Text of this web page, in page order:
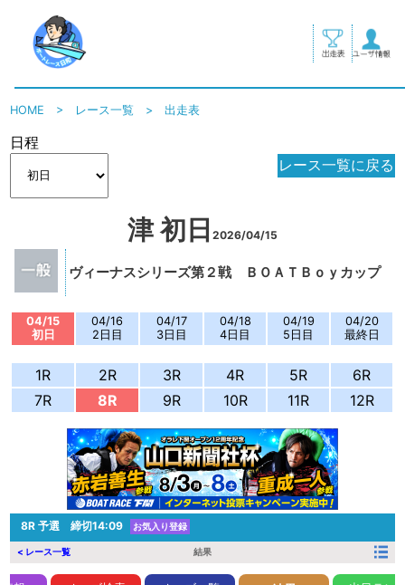
HOME > レース一覧 >出走表
日程
レース一覧に戻る
津 初日 2026/04/15
ヴィーナスシリーズ第２戦 ＢＯＡＴＢｏｙカップ
04/15
初日
04/16
2日目
04/17
3日目
04/18
4日目
04/19
5日目
04/20
最終日
1R 2R 3R 4R 5R
6R
7R
8R 9R 10R 11R 12R
8R予選 締切14:09 お気入り登録
< レース一覧 結果